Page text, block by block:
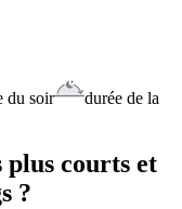
du soir
durée de la
plus courts et
?